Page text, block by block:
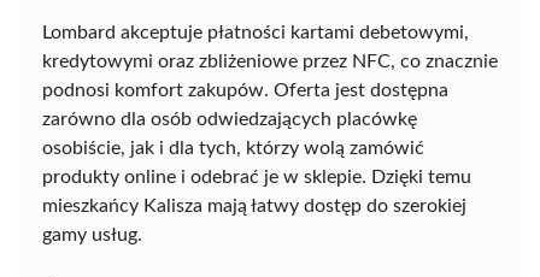
Lombard akceptuje płatności kartami debetowymi,
kredytowymi oraz zbliżeniowe przez NFC, co znacznie
podnosi komfort zakupów. Oferta jest dostępna
zarówno dla osób odwiedzających placówkę
osobiście, jak i dla tych, którzy wolą zamówić
produkty online i odebrać je w sklepie. Dzięki temu
mieszkańcy Kalisza mają łatwy dostęp do szerokiej
gamy usług.